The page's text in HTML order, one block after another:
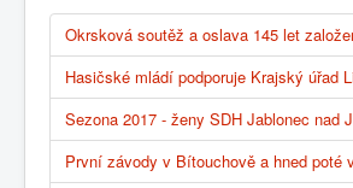
Okrsková soutěž a oslava 145 let
Hasičské mládí podporuje Krajský úřad
Sezona 2017 - ženy SDH Jablonec nad
První závody v Bítouchově a hned poté